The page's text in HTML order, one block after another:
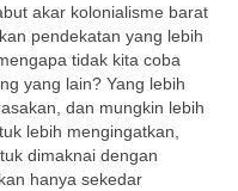
akar kolonialisme barat
pendekatan yang lebih
tidak kita coba
yang lain? Yang lebih
dan mungkin lebih
lebih mengingatkan,
dimaknai dengan
hanya sekedar